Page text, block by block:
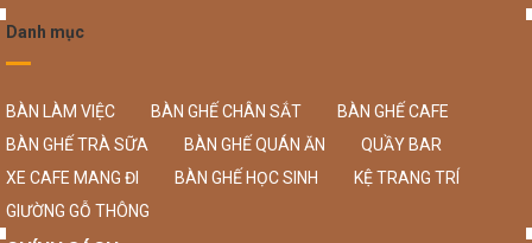
Danh mục
BÀN LÀM VIỆC BÀN GHẾ CHÂN SẮT
BÀN GHẾ CAFE
BÀN GHẾ TRÀ SỮA
BÀN GHẾ QUÁN ĂN
QUẦY BAR
XE CAFE MANG ĐI
BÀN GHẾ HỌC SINH
KỆ TRANG TRÍ
GIƯỜNG GỖ THÔNG